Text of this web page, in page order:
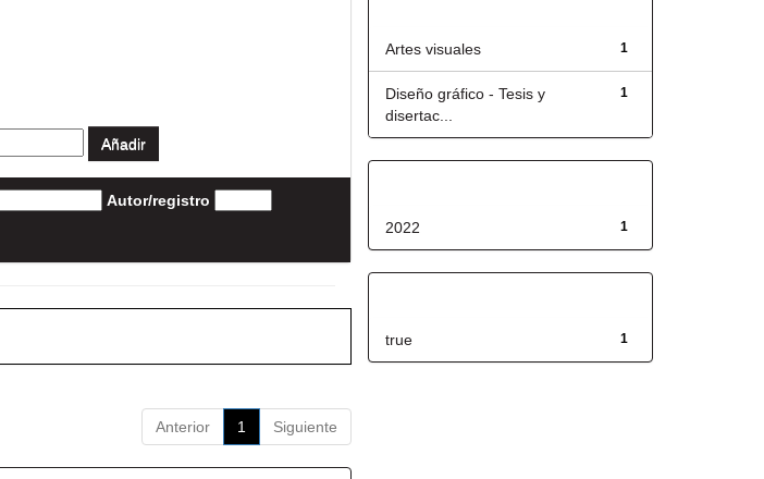
Autor/registro
Anterior 1 Siguiente
1
Artes visuales
1
Diseño gráfico - Tesis y
disertac...
1
2022
1
true